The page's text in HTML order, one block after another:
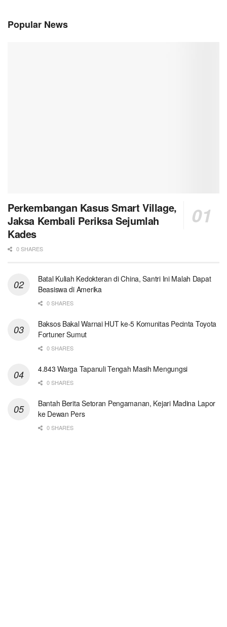
Popular News
Perkembangan Kasus Smart Village,
Jaksa Kembali Periksa Sejumlah
Kades
0 SHARES
Batal Kuliah Kedokteran di China, Santri Ini Malah Dapat
Beasiswa di Amerika
0 SHARES
Baksos Bakal Warnai HUT ke-5 Komunitas Pecinta Toyota
Fortuner Sumut
0 SHARES
4.843 Warga Tapanuli Tengah Masih Mengungsi
0 SHARES
Bantah Berita Setoran Pengamanan, Kejari Madina Lapor
ke Dewan Pers
0 SHARES